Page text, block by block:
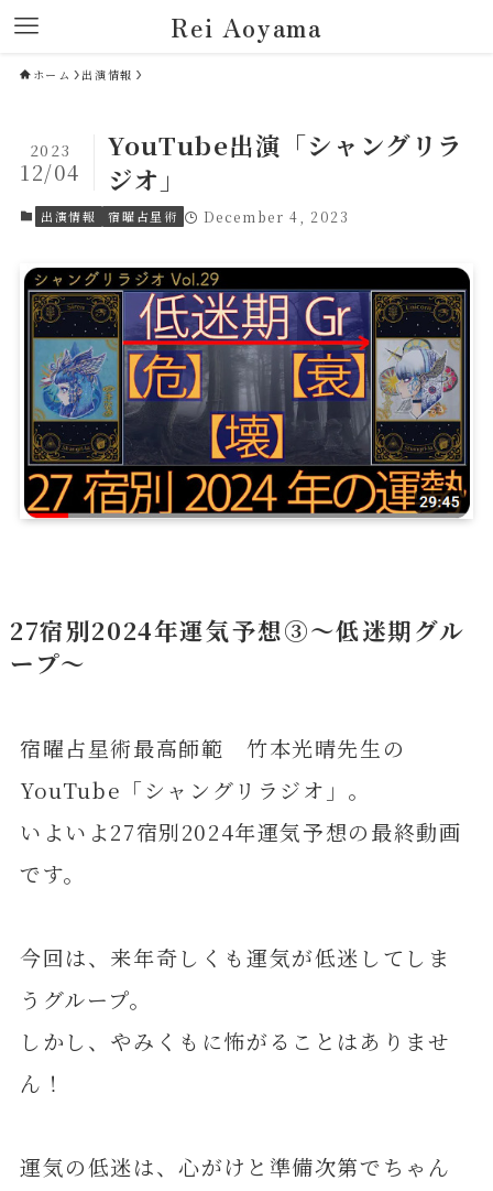
Rei Aoyama
ホーム 出演情報
YouTube出演「シャングリラ
ジオ」
2023
12/04
出演情報 宿曜占星術 December 4, 2023
27宿別2024年運気予想③～低迷期グル
ープ～
宿曜占星術最高師範 竹本光晴先生の
YouTube「シャングリラジオ」。
いよいよ27宿別2024年運気予想の最終動画
です。
今回は、来年奇しくも運気が低迷してしま
うグループ。
しかし、やみくもに怖がることはありませ
ん！
運気の低迷は、心がけと準備次第でちゃん